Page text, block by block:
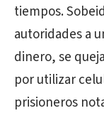
tiempos.
autoridades a
dinero, se
por utilizar
prisioneros